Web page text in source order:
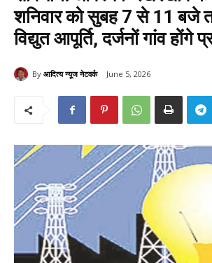
शनिवार को सुबह 7 से 11 बजे
विद्युत आपूर्ति, दर्जनों गांव होंगे
By आदित्य न्यूज नेटवर्क June 5, 2026